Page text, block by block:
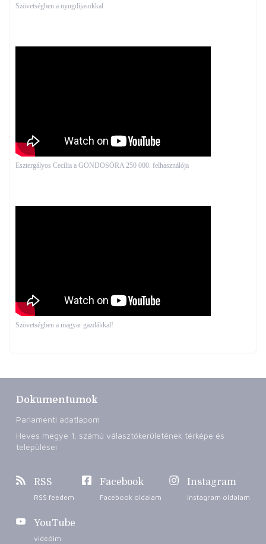
Szövetségben a nyugdíjasokkal
Esztergályos Cecília a GONDOSÓRA 250 000. felhasználója
Szövetségben a magyar gazdákkal!
Dokumentumok
Parlamenti adatlapom
Heves megye 1. számú választókerületének térképe és
települései
RSS
RSS feedem
Facebook
Facebook oldalam
Instagram
Instagram oldalam
YouTube
videóim